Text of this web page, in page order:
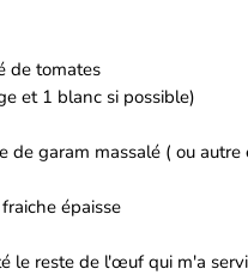
detomates
et 1 blanc si possible)
de garam massalé ( ou autre
épaisse
le reste de l'œuf qui m'a